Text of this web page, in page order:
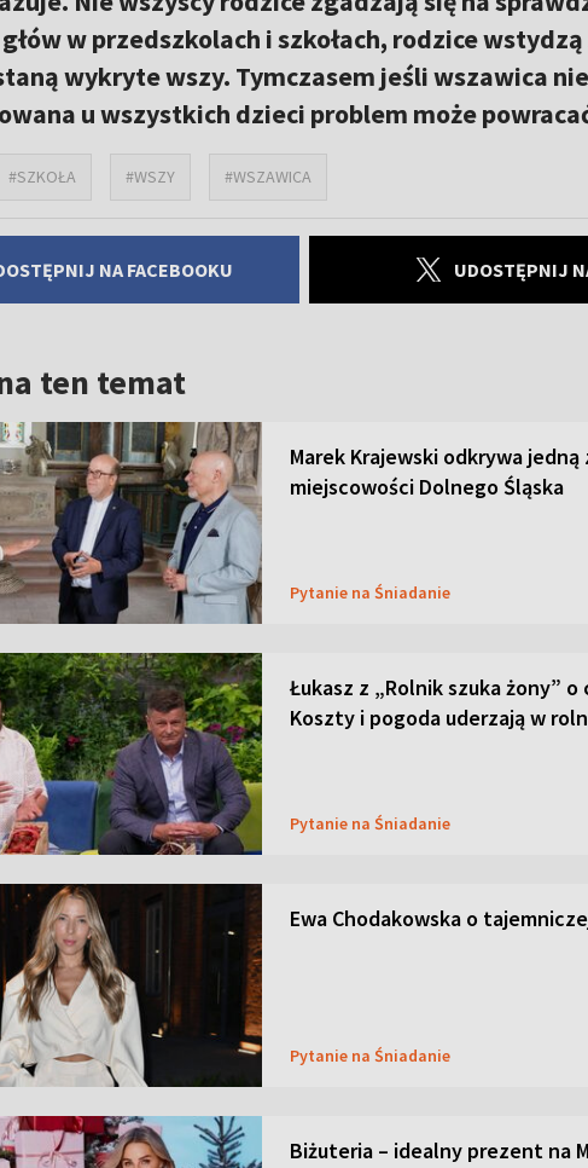
w przedszkolach i szkołach, rodzice
wykryte wszy. Tymczasem jeśli wszawica
u wszystkich dzieci problem może
#SZKOŁA #WSZY #WSZAWICA
NA FACEBOOKU UDOSTĘPNIJ
ten temat
Marek Krajewski odkrywa
miejscowości Dolnego Śląska
Pytanie na Śniadanie
Łukasz z „Rolnik szuka żony”
Koszty i pogoda uderzają w
Pytanie na Śniadanie
Ewa Chodakowska o
Pytanie na Śniadanie
Biżuteria – idealny prezent na